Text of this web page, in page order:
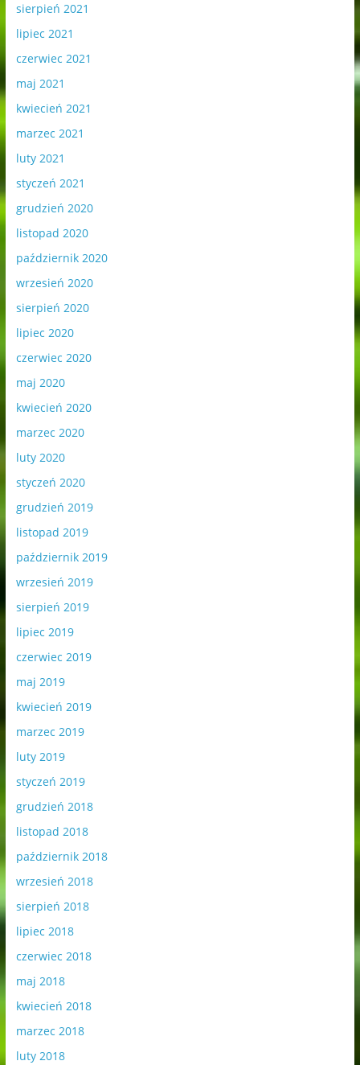
sierpień 2021
lipiec 2021
czerwiec 2021
maj 2021
kwiecień 2021
marzec 2021
luty 2021
styczeń 2021
grudzień 2020
listopad 2020
październik 2020
wrzesień 2020
sierpień 2020
lipiec 2020
czerwiec 2020
maj 2020
kwiecień 2020
marzec 2020
luty 2020
styczeń 2020
grudzień 2019
listopad 2019
październik 2019
wrzesień 2019
sierpień 2019
lipiec 2019
czerwiec 2019
maj 2019
kwiecień 2019
marzec 2019
luty 2019
styczeń 2019
grudzień 2018
listopad 2018
październik 2018
wrzesień 2018
sierpień 2018
lipiec 2018
czerwiec 2018
maj 2018
kwiecień 2018
marzec 2018
luty 2018